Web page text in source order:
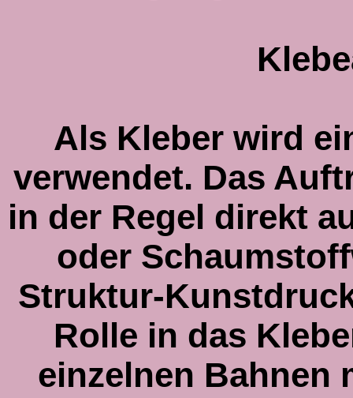
Als Kleber wird
verwendet. Das
in der Regel direkt
oder
Struktur-
Rolle in das
einzelnen Bahnen